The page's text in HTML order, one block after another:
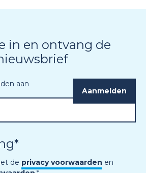
in en ontvang de
aan
*
de privacy voorwaarden en